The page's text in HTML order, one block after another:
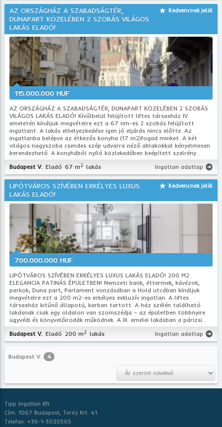
Kedvencnek jelöl
AZ ORSZÁGHÁZ A SZABADSÁGTÉR,
DUNAPART KÖZELÉBEN 2 SZOBÁS VILÁGOS
LAKÁS ELADÓ!
115.000.000 HUF
AZ ORSZÁGHÁZ A SZABADSÁGTÉR, DUNAPART KÖZELÉBEN 2 SZOBÁS
VILÁGOS LAKÁS ELADÓ! Kívűlbelül felújított liftes társasház IV.
emeletén kínáljuk megvételre ezt a 67 nm-es 2 szobás felújított
ingatlant. A lakás elhelyezkedése igen jó eljárás nincs előtte. Az
ingatlanba belépve az étkezős konyha (17 m2)fogad minket. A két
világos nagyszoba csendes szép udvarra néző ablakokkal kényelmesen
berendezhető. A konyhából nyíló közlekedőben beépített szelrény...
Budapest V. Eladó 67 m2 lakás Ingatlan adatlap
Kedvencnek jelöl
LIPÓTVÁROS SZÍVÉBEN ERKÉLYES LUXUS
LAKÁS ELADÓ!
700.000.000 HUF
LIPÓTVÁROS SZÍVÉBEN ERKÉLYES LUXUS LAKÁS ELADÓ! 200 M2
ELEGANCIA PATINÁS ÉPÜLETBEN! Nemzeti bank, éttermek, kávézok,
parkok, Duna part, Parlament vonzásában a Hold utcában kínáljuk
megvételre ezt a 200 m2-es erkélyes exkluzív ingatlan. A liftes
társasház kitűnő állapotú, karban tartott. A ház szélén található
lakásnak csak egy oldalon van szomszédja – az épületben többnyire
ügyvédi és könyvelőirodák működnek. A III. emelei lakásban a párizsi...
Budapest V. Eladó 200 m2 lakás Ingatlan adatlap
Budapest V. 4
Tipp Ingatlan Kft
Cím: 1067 Budapest, Teréz Krt. 41.
Telefon: +36-1-3020565